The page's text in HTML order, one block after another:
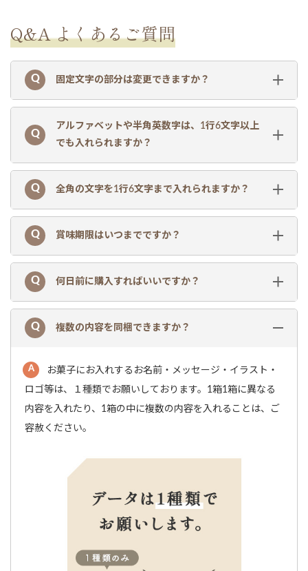
Q&A よくあるご質問
固定文字の部分は変更できますか？
アルファベットや半角英数字は、1行6文字以上
でも入れられますか？
全角の文字を1行6文字まで入れられますか？
賞味期限はいつまでですか？
何日前に購入すればいいですか？
複数の内容を同梱できますか？
お菓子にお入れするお名前・メッセージ・イラスト・
ロゴ等は、１種類でお願いしております。1箱1箱に異なる
内容を入れたり、1箱の中に複数の内容を入れることは、ご
容赦ください。